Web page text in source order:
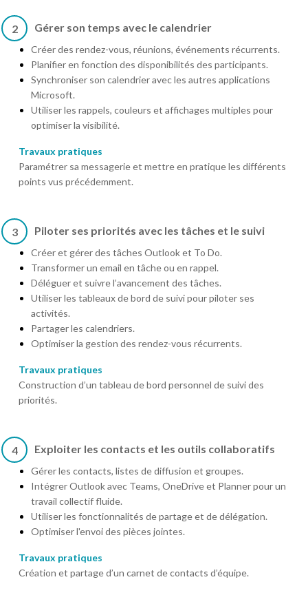
2 Gérer son temps avec le calendrier
Créer des rendez-vous, réunions, événements récurrents.
Planifier en fonction des disponibilités des participants.
Synchroniser son calendrier avec les autres applications
Microsoft.
Utiliser les rappels, couleurs et affichages multiples pour
optimiser la visibilité.
Travaux pratiques
Paramétrer sa messagerie et mettre en pratique les différents
points vus précédemment.
3 Piloter ses priorités avec les tâches et le suivi
Créer et gérer des tâches Outlook et To Do.
Transformer un email en tâche ou en rappel.
Déléguer et suivre l’avancement des tâches.
Utiliser les tableaux de bord de suivi pour piloter ses
activités.
Partager les calendriers.
Optimiser la gestion des rendez-vous récurrents.
Travaux pratiques
Construction d’un tableau de bord personnel de suivi des
priorités.
4 Exploiter les contacts et les outils collaboratifs
Gérer les contacts, listes de diffusion et groupes.
Intégrer Outlook avec Teams, OneDrive et Planner pour un
travail collectif fluide.
Utiliser les fonctionnalités de partage et de délégation.
Optimiser l'envoi des pièces jointes.
Travaux pratiques
Création et partage d’un carnet de contacts d’équipe.